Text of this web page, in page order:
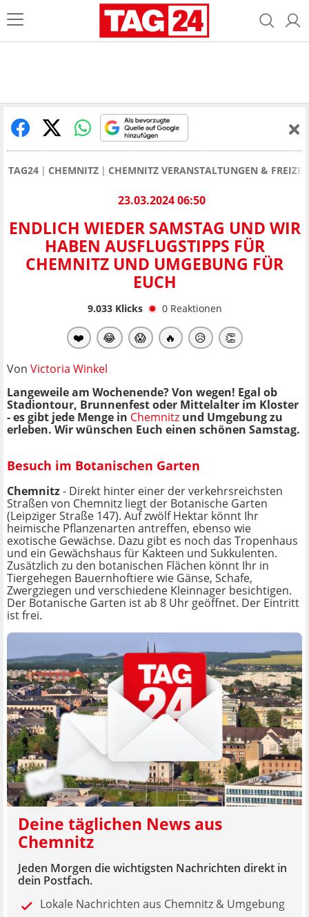
TAG24 CHEMNITZ CHEMNITZ VERANSTALTUNGEN &
23.03.2024 06:50
ENDLICH WIEDER SAMSTAG UND WIR
HABEN AUSFLUGSTIPPS FÜR
CHEMNITZ UND UMGEBUNG FÜR
EUCH
9.033Klicks 0 Reaktionen
❤️ 😂 😱 🔥 😥 👏
Von Victoria Winkel
Langeweile am Wochenende? Von wegen! Egal ob
Stadiontour, Brunnenfest oder Mittelalter im Kloster
- es gibt jede Menge in Chemnitz und Umgebung zu
erleben. Wir wünschen Euch einen schönen Samstag.
Besuch im Botanischen Garten
Chemnitz- Direkt hinter einer der verkehrsreichsten
Straßen von Chemnitz liegt der Botanische Garten
(Leipziger Straße 147). Auf zwölf Hektar könnt Ihr
heimische Pflanzenarten antreffen, ebenso wie
exotische Gewächse. Dazu gibt es noch das Tropenhaus
und ein Gewächshaus für Kakteen und Sukkulenten.
Zusätzlich zu den botanischen Flächen könnt Ihr in
Tiergehegen Bauernhoftiere wie Gänse, Schafe,
Zwergziegen und verschiedene Kleinnager besichtigen.
Der Botanische Garten ist ab 8 Uhr geöffnet. Der Eintritt
ist frei.
Deine täglichen News aus
Chemnitz
Jeden Morgen die wichtigsten Nachrichten direkt in
dein Postfach.
Lokale Nachrichten aus Chemnitz & Umgebung